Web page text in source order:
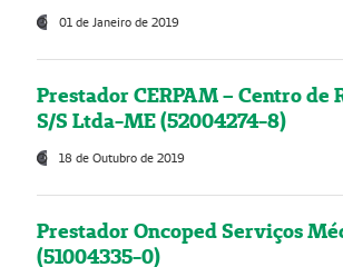
01 de Janeiro de 2019
Prestador CERPAM – Centro de
S/S Ltda-ME (52004274-8)
18 de Outubro de 2019
Prestador Oncoped Serviços
(51004335-0)